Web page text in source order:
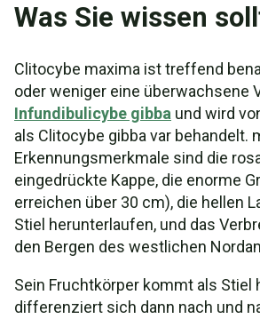
Was Sie wissen
Clitocybe maxima ist treffend
oder weniger eine überwachsene
Infundibulicybe gibba und wird
als Clitocybe gibba var behandelt.
Erkennungsmerkmale sind die
eingedrückte Kappe, die enorme
erreichen über 30 cm), die hellen
Stiel herunterlaufen, und das
den Bergen des westlichen
Sein Fruchtkörper kommt als Stiel
differenziert sich dann nach und